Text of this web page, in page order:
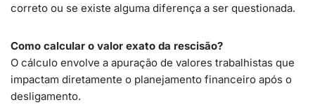
correto ou se existe alguma diferença a ser questionada.
Como calcular o valor exato da rescisão?
O cálculo envolve a apuração de valores trabalhistas que
impactam diretamente o planejamento financeiro após o
desligamento.